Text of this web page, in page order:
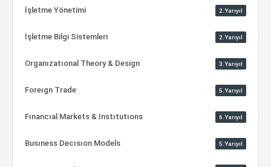
İşletme Yönetimi 2.Yarıyıl
İşletme Bilgi Sistemleri 2.Yarıyıl
Organızatıonal Theory & Design 3.Yarıyıl
Foreıgn Trade 5.Yarıyıl
Fınancıal Markets & Instıtutıons 6.Yarıyıl
Busıness Decısıon Models 5.Yarıyıl